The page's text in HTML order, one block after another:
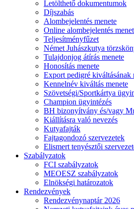
Letölthető dokumentumok
Díjszabás
Alombejelentés menete
Online alombejelentés
Teljesítményfűzet
Német Juhászkutya
Tulajdonjog átírás menete
Honosítás menete
Export pedigré kiváltásának
Kennelnév kiváltás menete
Szövetségi/Sportkártya
Champion ügyintézés
BH bizonyítvány és/vagy
Kiállításra való nevezés
Kutyafajták
Fajtagondozó szervezetek
Elismert tenyésztői
Szabályzatok
FCI szabályzatok
MEOESZ szabályzatok
Elnökségi határozatok
Rendezvények
Rendezvénynaptár 2026